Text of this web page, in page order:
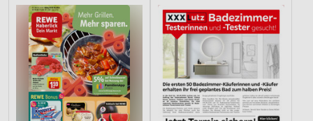
Verwendung von Profilen zur Auswahl
personalisierter Werbung
Erstellung von Profilen zur Personalisierung
von Inhalten
Verwendung von Profilen zur Auswahl
personalisierter Inhalte